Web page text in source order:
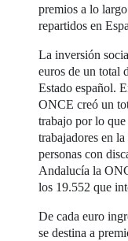
premios a lo
repartidos en
La inversión
euros de un total
Estado español.
ONCE creó un
trabajo por lo
trabajadores en
personas con
Andalucía la
los 19.552 que
De cada euro
se destina a